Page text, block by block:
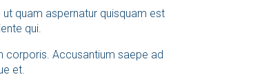
quam aspernatur quisquam est
qui.
corporis. Accusantium saepe ad
et.